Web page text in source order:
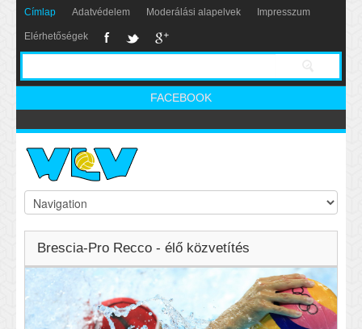
Címlap Adatvédelem Moderálási alapelvek Impresszum
Elérhetőségek
FACEBOOK
Brescia-Pro Recco - élő közvetítés